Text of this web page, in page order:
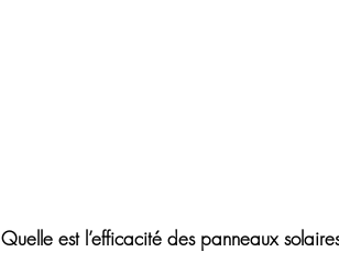
Quelle est l’efficacité des panneaux